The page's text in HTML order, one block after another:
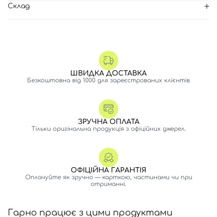
Склад
ШВИДКА ДОСТАВКА
Безкоштовна від 1000 для зареєстрованих клієнтів
ЗРУЧНА ОПЛАТА
Тільки оригінальна продукція з офіційних джерел.
ОФІЦІЙНА ГАРАНТІЯ
Оплачуйте як зручно — карткою, частинами чи при
отриманні.
Гарно працює з цими продуктами